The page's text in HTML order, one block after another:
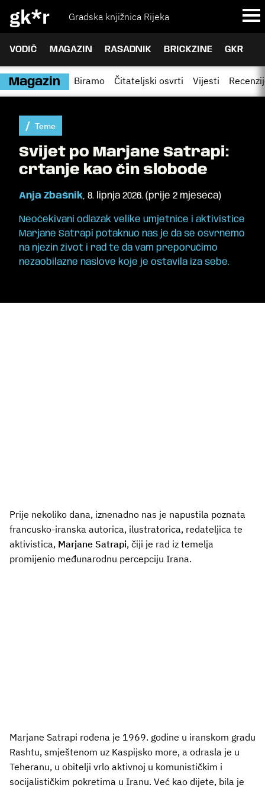
gk*r Gradska knjižnica Rijeka
VODIČ MAGAZIN RASADNIK BRICKZINE GKR
Magazin Biramo Čitateljski osvrti Vijesti
Teme
Svijet po Marjane Satrapi:
crtanje kao čin slobode
Anja Zbašnik, 8. lipnja 2026. (prije 2 mjeseca)
Neočekivani odlazak velike umjetnice i aktivistice
Marjane Satrapi potaknuo nas je da se osvrnemo
na njezin život i rad te da vam preporučimo
nezaobilazne naslove koje je ostavila iza sebe.
Prije nekoliko dana, iznenadno nas je napustila poznata
francusko-iranska autorica, ilustratorica, redateljica te
aktivistica, Marjane Satrapi, čiji je rad iz temelja
promijenio međunarodnu percepciju Irana.
Marjane Satrapi rođena je 1969. godine u iranskom gradu
Rashtu, smještenom uz Kaspijsko more, a odrasla je u
Teheranu, u obitelji vrlo aktivnoj u komunističkim i
socijalističkim pokretima u Iranu. Već kao dijete, bila je